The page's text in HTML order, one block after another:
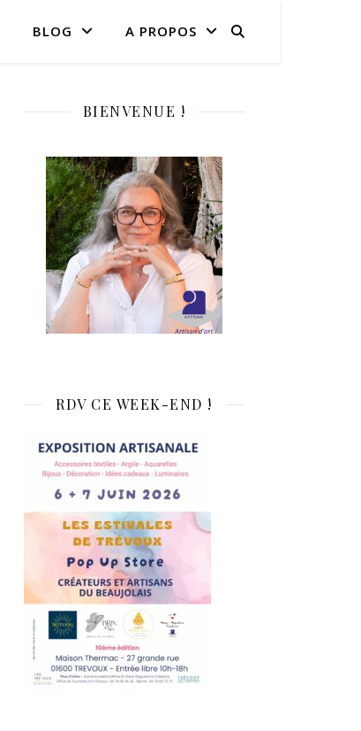
BLOG A PROPOS
BIENVENUE !
RDV CE WEEK-END !